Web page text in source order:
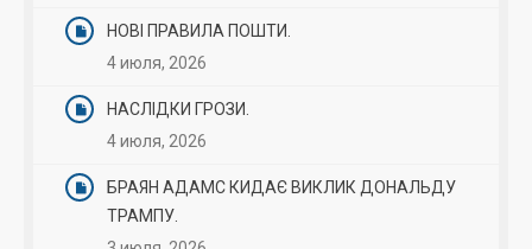
НОВІ ПРАВИЛА ПОШТИ.
4 июля, 2026
НАСЛІДКИ ГРОЗИ.
4 июля, 2026
БРАЯН АДАМС КИДАЄ ВИКЛИК ДОНАЛЬДУ
ТРАМПУ.